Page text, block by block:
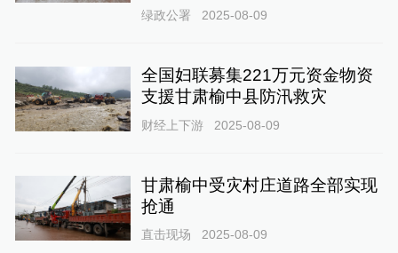
绿政公署 2025-08-09
全国妇联募集221万元资金物资
支援甘肃榆中县防汛救灾
财经上下游 2025-08-09
甘肃榆中受灾村庄道路全部实现
抢通
直击现场 2025-08-09